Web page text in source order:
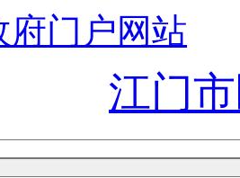
府门户网站
江门